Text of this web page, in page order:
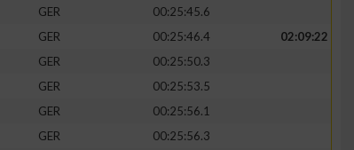
GER
00:25:45.6
GER 00:25:46.4
02:09:22
GER
00:25:50.3
GER
00:25:53.5
GER
00:25:56.1
GER
00:25:56.3